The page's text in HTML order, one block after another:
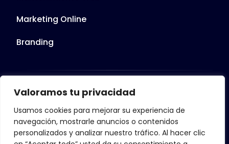
Valoramos tu privacidad
Usamos cookies para mejorar su experiencia de
navegación, mostrarle anuncios o contenidos
personalizados y analizar nuestro tráfico. Al hacer clic
Marketing Online
Branding
© 2025 Creado Por 7Clicks. Todos Los
Derechos Reservados.